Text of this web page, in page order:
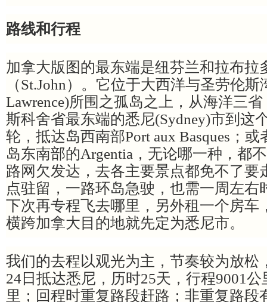
路线和行程
加拿大版图的最东端是纽芬兰和拉布拉
（St.John）。它位于大西洋与圣劳伦斯
Lawrence)所围之孤岛之上，从海洋三
斯科舍省最东端的悉尼(Sydney)市到这
轮，抵达岛西南部Port aux Basques；
岛东南部的Argentia，无论哪一种，都
路网欠发达，去各主要景点都免不了要
点驻留，一路环岛急驶，也需一周左右
下次再专程飞去哪里，另外租一个房车
横跨加拿大目的地就先定为悉尼市。
我们的去程以观光为主，节奏较为放松
24日抵达悉尼，历时25天，行程9001
里；回程时重复路段赶路；非重复路段